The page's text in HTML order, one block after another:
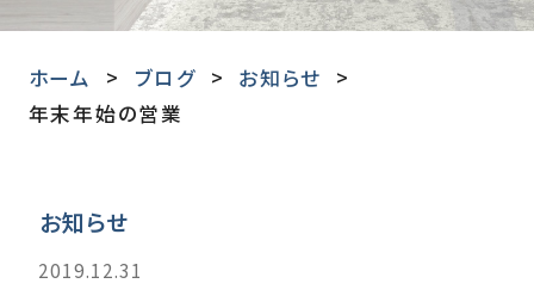
ホーム ブログ
お知らせ
年末年始の営業
お知らせ
2019.12.31